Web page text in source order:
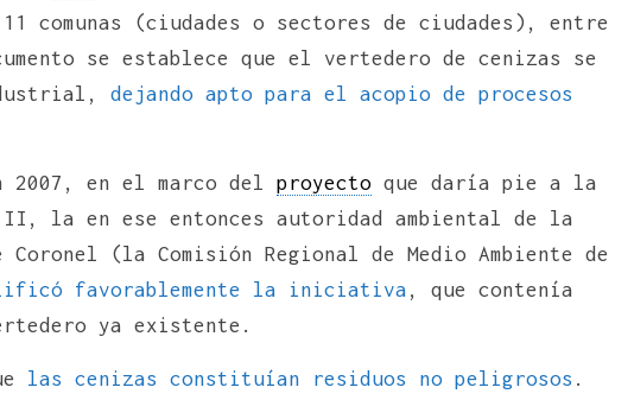
comunas (ciudades o sectores de ciudades), entre
se establece que el vertedero de cenizas se
dejando apto para el acopio de procesos
2007, en el marco del proyecto que daría pie a la
II, la en ese entonces autoridad ambiental de la
(la Comisión Regional de Medio Ambiente de
favorablemente la iniciativa , que contenía
ya existente.
las cenizas constituían residuos no peligrosos .